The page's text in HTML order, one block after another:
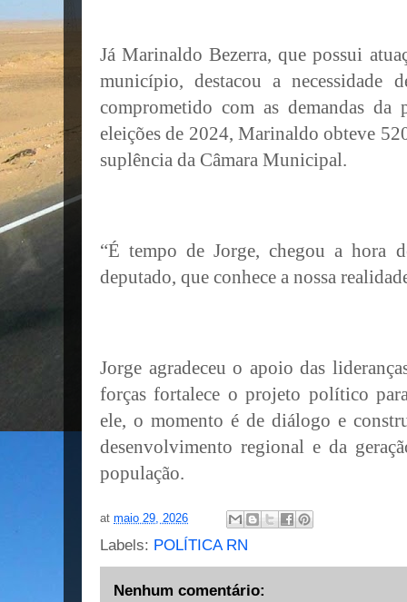
Já Marinaldo Bezerra, que possui
município, destacou a necessidade
comprometido com as demandas da
eleições de 2024, Marinaldo obteve
suplência da Câmara Municipal.
“É tempo de Jorge, chegou a hora
deputado, que conhece a nossa
Jorge agradeceu o apoio das
forças fortalece o projeto político
ele, o momento é de diálogo e
desenvolvimento regional e da
população.
at maio 29, 2026
Labels: POLÍTICA RN
Nenhum comentário: